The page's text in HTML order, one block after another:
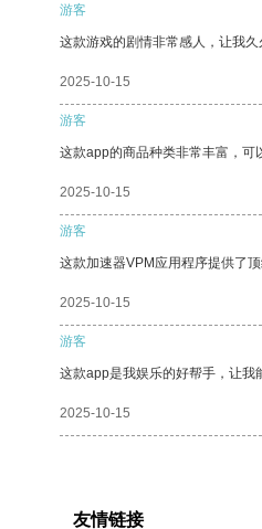
游客
这款游戏的剧情非常感人，让我久
2025-10-15
游客
这款app的商品种类非常丰富，可
2025-10-15
游客
这款加速器VPM应用程序提供了顶
2025-10-15
游客
这款app是我娱乐的好帮手，让我
2025-10-15
友情链接